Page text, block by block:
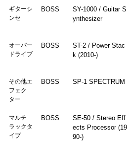
ギターシ
ンセ
BOSS
SY-1000 / Guitar S
ynthesizer
オーバー
ドライブ
BOSS
ST-2 / Power Stac
k (2010-)
その他エ
フェク
ター
BOSS SP-1 SPECTRUM
マルチ
ラックタ
イプ
BOSS
SE-50 / Stereo Eff
ects Processor (19
90-)